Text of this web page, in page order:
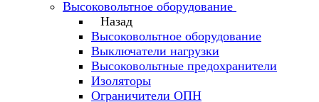
Высоковольтное оборудование
Назад
Высоковольтное оборудование
Выключатели нагрузки
Высоковольтные предохранители
Изоляторы
Ограничители ОПН